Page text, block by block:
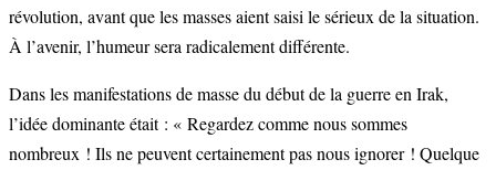
révolution, avant que les masses aient saisi le sérieux de la situation.
À l’avenir, l’humeur sera radicalement différente.
Dans les manifestations de masse du début de la guerre en Irak,
l’idée dominante était : « Regardez comme nous sommes
nombreux ! Ils ne peuvent certainement pas nous ignorer ! Quelque